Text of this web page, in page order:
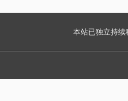
本站已独立持续